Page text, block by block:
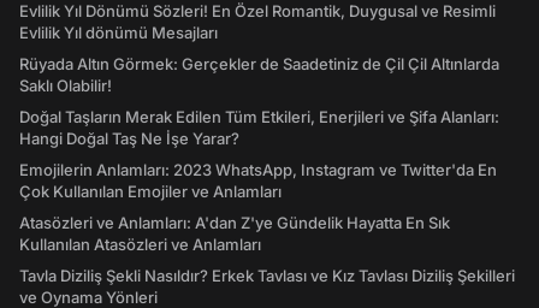
Evlilik Yıl Dönümü Sözleri! En Özel Romantik, Duygusal ve Resimli
Evlilik Yıl dönümü Mesajları
Rüyada Altın Görmek: Gerçekler de Saadetiniz de Çil Çil Altınlarda
Saklı Olabilir!
Doğal Taşların Merak Edilen Tüm Etkileri, Enerjileri ve Şifa Alanları:
Hangi Doğal Taş Ne İşe Yarar?
Emojilerin Anlamları: 2023 WhatsApp, Instagram ve Twitter'da En
Çok Kullanılan Emojiler ve Anlamları
Atasözleri ve Anlamları: A'dan Z'ye Gündelik Hayatta En Sık
Kullanılan Atasözleri ve Anlamları
Tavla Diziliş Şekli Nasıldır? Erkek Tavlası ve Kız Tavlası Diziliş Şekilleri
ve Oynama Yönleri